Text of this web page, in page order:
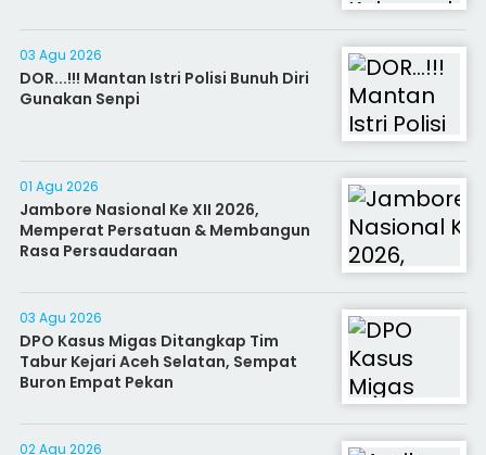
03 Agu 2026
DOR...!!! Mantan Istri Polisi Bunuh Diri
Gunakan Senpi
01 Agu 2026
Jambore Nasional Ke XII 2026,
Memperat Persatuan & Membangun
Rasa Persaudaraan
03 Agu 2026
DPO Kasus Migas Ditangkap Tim
Tabur Kejari Aceh Selatan, Sempat
Buron Empat Pekan
02 Agu 2026